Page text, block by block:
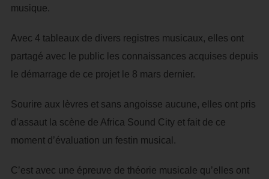
musique.
Avec 4 tableaux de divers registres musicaux, elles ont
partagé avec le public les connaissances acquises depuis
le démarrage de ce projet le 8 mars dernier.
Sourire aux lèvres et sans angoisse aucune, elles ont pris
d’assaut la scène de Africa Sound City et fait de ce
moment d’évaluation un festin musical.
C’est avec une épreuve de théorie musicale qu’elles ont